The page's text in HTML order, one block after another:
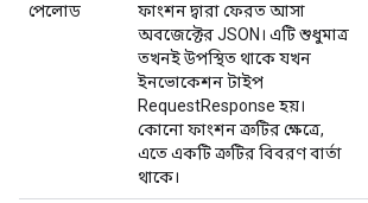
পেলোড
ফাংশন দ্বারা ফেরত আসা
অবজেক্টের JSON। এটি শুধুমাত্র
তখনই উপস্থিত থাকে যখন
ইনভোকেশন টাইপ
RequestResponse হয়।
কোনো ফাংশন ত্রুটির ক্ষেত্রে,
এতে একটি ত্রুটির বিবরণ বার্তা
থাকে।